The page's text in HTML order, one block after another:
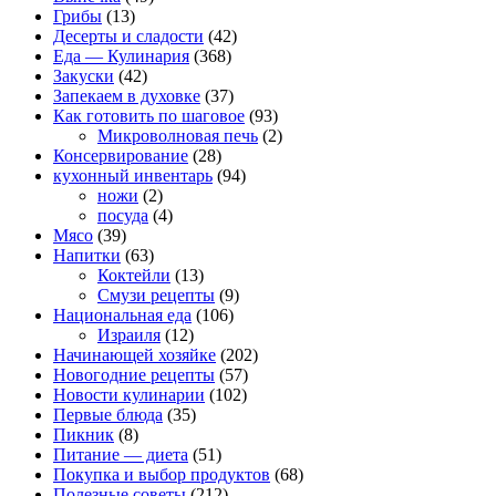
Грибы (13)
Десерты и сладости (42)
Еда — Кулинария (368)
Закуски (42)
Запекаем в духовке (37)
Как готовить по шаговое (93)
Микроволновая печь (2)
Консервирование (28)
кухонный инвентарь (94)
ножи (2)
посуда (4)
Мясо (39)
Напитки (63)
Коктейли (13)
Смузи рецепты (9)
Национальная еда (106)
Израиля (12)
Начинающей хозяйке (202)
Новогодние рецепты (57)
Новости кулинарии (102)
Первые блюда (35)
Пикник (8)
Питание — диета (51)
Покупка и выбор продуктов (68)